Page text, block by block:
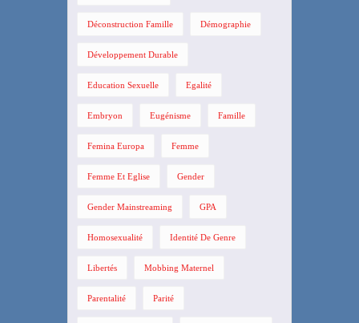
Déconstruction Famille Démographie
Développement Durable
Education Sexuelle Egalité
Embryon Eugénisme Famille
Femina Europa Femme
Femme Et Eglise Gender
Gender Mainstreaming GPA
Homosexualité Identité De Genre
Libertés Mobbing Maternel
Parentalité Parité